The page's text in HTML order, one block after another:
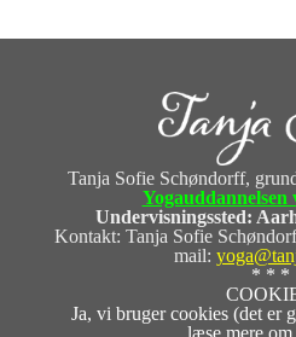
Tanja Sofie Schøndorff,
Yogauddannelsen
Undervisningssted:
Kontakt: Tanja Sofie
mail:
* * *
Ja, vi bruger cookies (det er
læse mere om